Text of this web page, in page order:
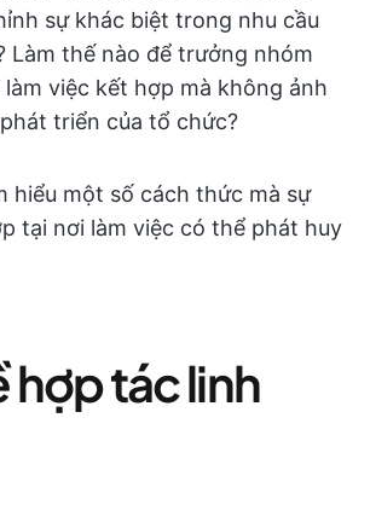
sự khác biệt trong nhu cầu
Làm thế nào để trưởng nhóm
việc kết hợp mà không ảnh
triển của tổ chức?
hiểu một số cách thức mà sự
tại nơi làm việc có thể phát huy
hợp tác linh